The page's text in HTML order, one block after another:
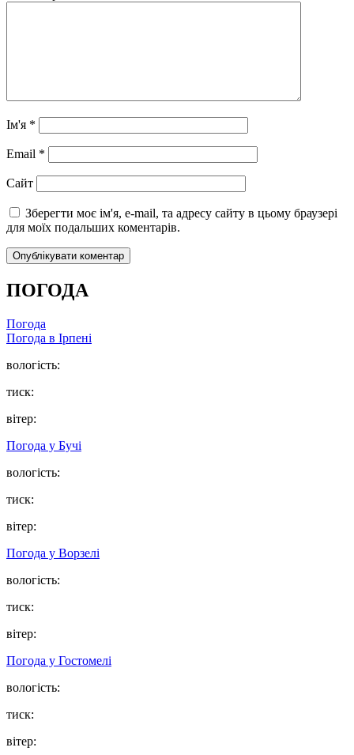
Ім'я *
Email *
Сайт
Зберегти моє ім'я, e-mail, та адресу сайту в цьому браузері
для моїх подальших коментарів.
ПОГОДА
Погода
Погода в Ірпені
вологість:
тиск:
вітер:
Погода у Бучі
вологість:
тиск:
вітер:
Погода у Ворзелі
вологість:
тиск:
вітер:
Погода у Гостомелі
вологість:
тиск:
вітер: